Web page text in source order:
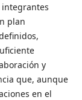
integrantes
plan
y
que, aunque
en el